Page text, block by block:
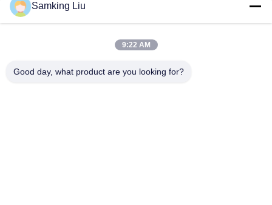
Carrier transicold Citimax D7 modelo disponível para caminhão
com baú refrigerado de 5-6 metros de comprimento 24V
oasis 250 Unidade de refrigeração transicold Carrier disponível
para caminhão de caixas frigoríficas de 5-6 metros em 40-50
Samking Liu
9:22 AM
Good day, what product are you looking for?